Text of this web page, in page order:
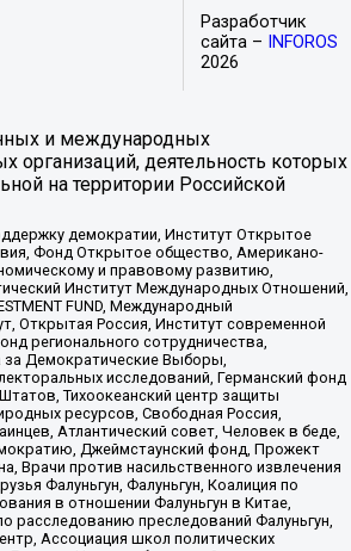
Разработчик
сайта –
INFOROS
2026
и международных
организаций, деятельность которых
на территории Российской
демократии, Институт Открытое
Фонд Открытое общество, Американо-
и правовому развитию,
Институт Международных Отношений,
FUND, Международный
Открытая Россия, Институт современной
регионального сотрудничества,
Демократические Выборы,
исследований, Германский фонд
Тихоокеанский центр защиты
ресурсов, Свободная Россия,
Атлантический совет, Человек в беде,
Джеймстаунский фонд, Прожект
Врачи против насильственного извлечения
Фалуньгун, Фалуньгун, Коалиция по
в отношении Фалуньгун в Китае,
расследованию преследований Фалуньгун,
Ассоциация школ политических